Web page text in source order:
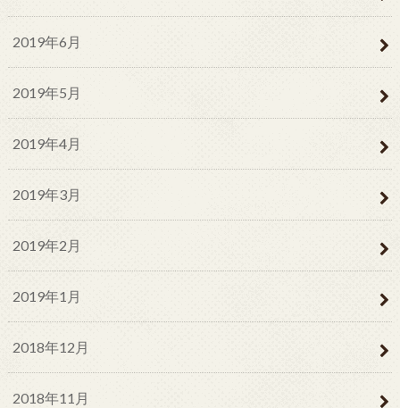
2019年6月
2019年5月
2019年4月
2019年3月
2019年2月
2019年1月
2018年12月
2018年11月